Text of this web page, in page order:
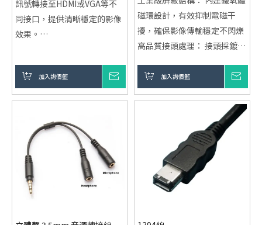
訊號轉接至HDMI或VGA等不
同接口，提供清晰穩定的影像
效果。
程式，簡單操作，兼容多種顯
示設備。
小巧便捷：體積小巧，易於攜
加入詢價籃
磁環設計，有效抑制電磁干
擾，確保影像傳輸穩定不閃爍
高品質接頭處理： 接頭採鍍金
定性、耐插拔性與使用壽命
OEM / ODM 客製服務： 支援
客製化設計、生產製造與全球
加入詢價籃